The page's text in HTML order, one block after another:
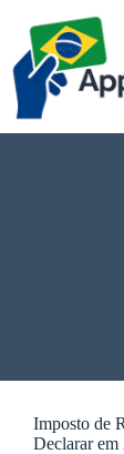
conteúdo
Imposto de
Declarar em